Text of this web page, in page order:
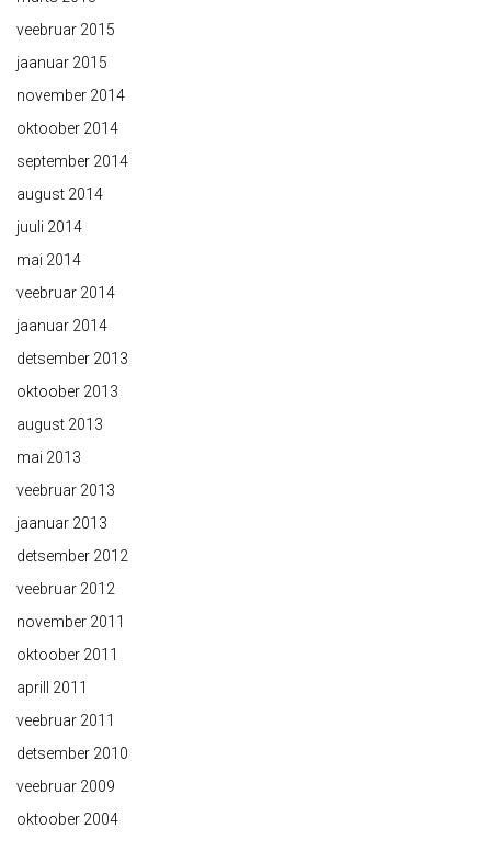
veebruar 2015
jaanuar 2015
november 2014
oktoober 2014
september 2014
august 2014
juuli 2014
mai 2014
veebruar 2014
jaanuar 2014
detsember 2013
oktoober 2013
august 2013
mai 2013
veebruar 2013
jaanuar 2013
detsember 2012
veebruar 2012
november 2011
oktoober 2011
aprill 2011
veebruar 2011
detsember 2010
veebruar 2009
oktoober 2004